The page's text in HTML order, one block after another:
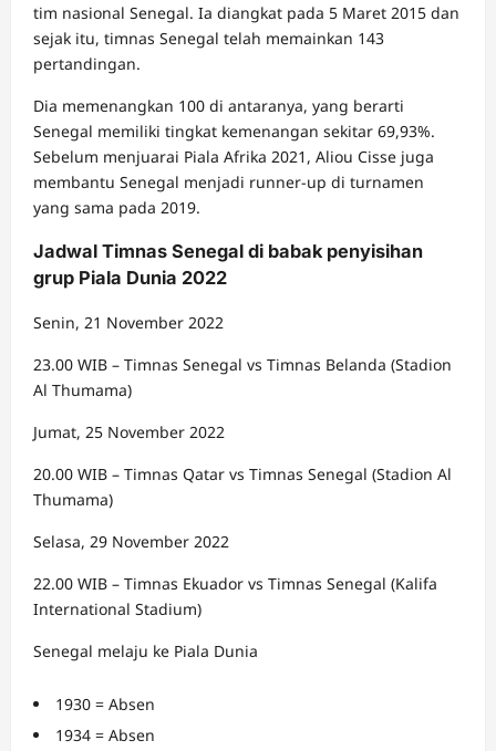
tim nasional Senegal. Ia diangkat pada 5 Maret 2015 dan
sejak itu, timnas Senegal telah memainkan 143
pertandingan.
Dia memenangkan 100 di antaranya, yang berarti
Senegal memiliki tingkat kemenangan sekitar 69,93%.
Sebelum menjuarai Piala Afrika 2021, Aliou Cisse juga
membantu Senegal menjadi runner-up di turnamen
yang sama pada 2019.
Jadwal Timnas Senegal di babak penyisihan
grup Piala Dunia 2022
Senin, 21 November 2022
23.00 WIB – Timnas Senegal vs Timnas Belanda (Stadion
Al Thumama)
Jumat, 25 November 2022
20.00 WIB – Timnas Qatar vs Timnas Senegal (Stadion Al
Thumama)
Selasa, 29 November 2022
22.00 WIB – Timnas Ekuador vs Timnas Senegal (Kalifa
International Stadium)
Senegal melaju ke Piala Dunia
1930 = Absen
1934 = Absen